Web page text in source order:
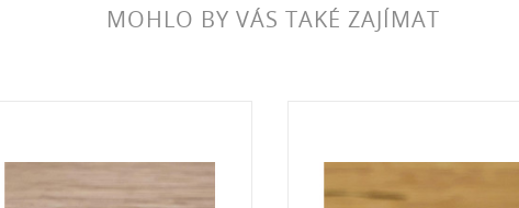
MOHLO BY VÁS TAKÉ ZAJÍMAT